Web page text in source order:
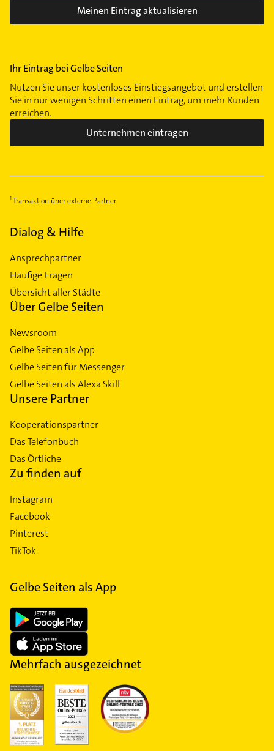
Meinen Eintrag aktualisieren
Ihr Eintrag bei Gelbe Seiten
Nutzen Sie unser kostenloses Einstiegsangebot und erstellen
Sie in nur wenigen Schritten einen Eintrag, um mehr Kunden
erreichen.
Unternehmen eintragen
Transaktion über externe Partner
Dialog & Hilfe
Ansprechpartner
Häufige Fragen
Übersicht aller Städte
Über Gelbe Seiten
Newsroom
Gelbe Seiten als App
Gelbe Seiten für Messenger
Gelbe Seiten als Alexa Skill
Unsere Partner
Kooperationspartner
Das Telefonbuch
Das Örtliche
Zu finden auf
Instagram
Facebook
Pinterest
TikTok
Gelbe Seiten als App
Mehrfach ausgezeichnet